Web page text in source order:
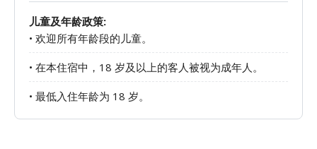
儿童及年龄政策:
• 欢迎所有年龄段的儿童。
• 在本住宿中，18 岁及以上的客人被视为成年人。
• 最低入住年龄为 18 岁。